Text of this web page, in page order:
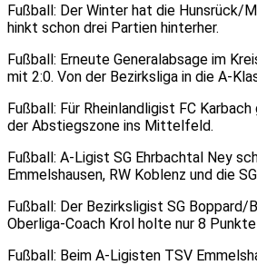
Fußball: Der Winter hat die Hunsrück/
hinkt schon drei Partien hinterher.
Fußball: Erneute Generalabsage im
mit 2:0. Von der Bezirksliga in die A-
Fußball: Für Rheinlandligist FC
der Abstiegszone ins Mittelfeld.
Fußball: A-Ligist SG Ehrbachtal Ney
Emmelshausen, RW Koblenz und die
Fußball: Der Bezirksligist SG Boppard/
Oberliga-Coach Krol holte nur 8
Fußball: Beim A-Ligisten TSV